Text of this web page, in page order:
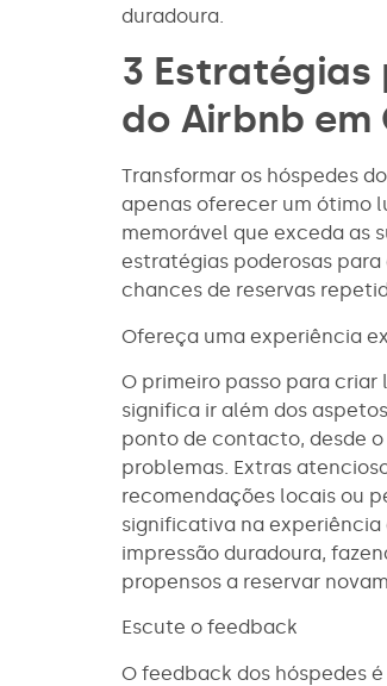
duradoura.
3 Estratégias
do Airbnb em
Transformar os hóspedes
apenas oferecer um ótimo
memorável que exceda as
estratégias poderosas
chances de reservas
Ofereça uma experiência
O primeiro passo para
significa ir além dos
ponto de contacto, desde
problemas. Extras
recomendações locais ou
significativa na
impressão duradoura,
propensos a reservar
Escute o feedback
O feedback dos hóspedes